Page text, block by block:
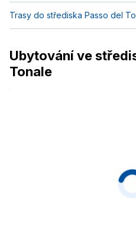
Trasy do střediska Passo del
Ubytování ve
Tonale